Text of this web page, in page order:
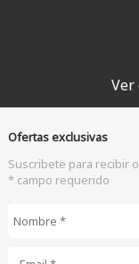
Ver
Ofertas exclusivas
Suscribete para recibir
* campo requerido